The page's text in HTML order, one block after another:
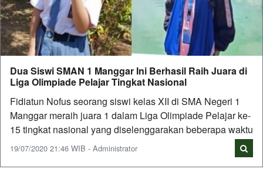
Dua Siswi SMAN 1 Manggar Ini Berhasil Raih Juara di
Liga Olimpiade Pelajar Tingkat Nasional
Fidiatun Nofus seorang siswi kelas XII di SMA Negeri 1
Manggar meraih juara 1 dalam Liga Olimpiade Pelajar ke-
15 tingkat nasional yang diselenggarakan beberapa waktu
19/07/2020 21:46 WIB - Administrator